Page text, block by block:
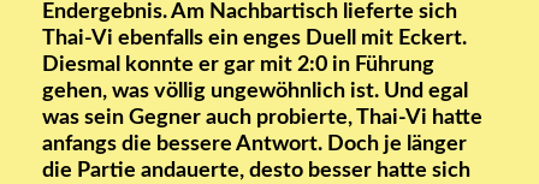
Endergebnis. Am Nachbartisch lieferte sich
Thai-Vi ebenfalls ein enges Duell mit Eckert.
Diesmal konnte er gar mit 2:0 in Führung
gehen, was völlig ungewöhnlich ist. Und egal
was sein Gegner auch probierte, Thai-Vi hatte
anfangs die bessere Antwort. Doch je länger
die Partie andauerte, desto besser hatte sich